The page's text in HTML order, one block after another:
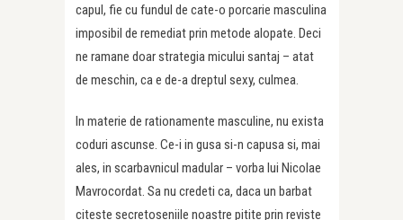
capul, fie cu fundul de cate-o porcarie masculina
imposibil de remediat prin metode alopate. Deci
ne ramane doar strategia micului santaj – atat
de meschin, ca e de-a dreptul sexy, culmea.
In materie de rationamente masculine, nu exista
coduri ascunse. Ce-i in gusa si-n capusa si, mai
ales, in scarbavnicul madular – vorba lui Nicolae
Mavrocordat. Sa nu credeti ca, daca un barbat
citeste secretoseniile noastre pitite prin reviste